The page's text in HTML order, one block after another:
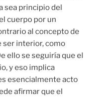
sea principio del
cuerpo por un
al concepto de
ser interior, como
ello se seguiría que el
y eso implica
esencialmente acto
afirmar que el